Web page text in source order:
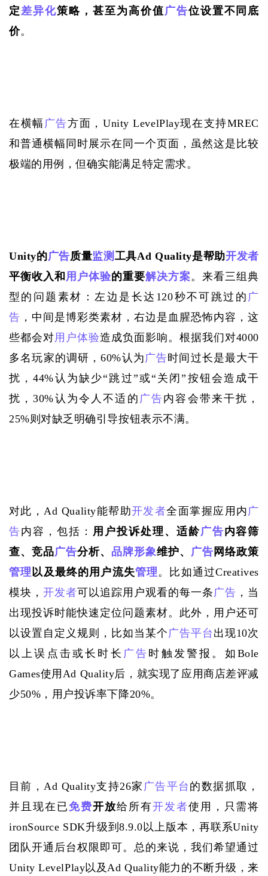
定差异化策略，甚至为高价值广告位设置不同底
价。
在横幅 广告方面， Unity LevelPlay现在支持MREC
和普通横幅同时展示在同一个页面，虽然这是比较
极端的用例，但确实能满足特定需求。
Unity的广告质量监测 工具Ad Quality是帮助开发者
平衡收入和 用户体验的重要解决方案。来看三组典
型的问题素材：左边是长达 120秒不可跳过的 广
告 ，中间是博彩类素材，右边是血腥恐怖内容，这
些都会对用户体验造成负面影响。根据我们对4000
多名玩家的调研，60%认为 广告时间过长是最大干
扰，44%认为缺少“跳过”或“关闭”按钮会造成干
扰，30%认为令人不适的 广告内容会带来干扰，
25%则对缺乏明确引导按钮表示不满。
对此，Ad Quality能帮助开发者全面掌握应用内 广
告内容，包括： 用户投诉处理、适龄广告内容筛
查、竞品广告分析、 品牌形象维护、 广告 网络政策
管理以及最终的用户流失管理。比如通过Creatives
模块，开发者可以追踪用户观看的每一条 广告 ，当
出现投诉时能快速定位问题素材。此外，用户还可
以设置自定义规则，比如当某个 广告平台 出现10次
以上误点击或长时长 广告 时触发警报。如Bole
Games使用Ad Quality后，就实现了应用商店差评减
少50%，用户投诉率下降20%。
目前，Ad Quality支持26家 广告平台 的数据抓取，
并且现在已免费开放给所有开发者使用，只需将
ironSource SDK升级到8.9.0以上版本，再联系Unity
团队开通后台权限即可。总的来说，我们希望通过
Unity LevelPlay以及Ad Quality能力的不断升级，来